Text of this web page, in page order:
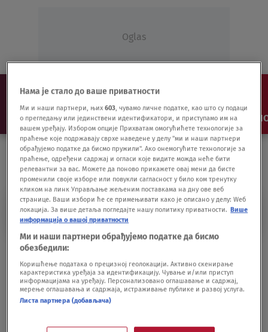
Oglas
NAJNOVIJE VESTI SHOW SPORT VIDEO
PCL-R TEST
DRUŠTVO24.07.20.
Нама је стало до ваше приватности
Ми и наши партнери, њих603, чувамо личне податке, као што су подаци
о прегледању или јединствени идентификатори, и приступамо им на
вашем уређају. Избором опције Прихватам омогућићете технологије за
праћење које подржавају сврхе наведене у делу "ми и наши партнери
обрађујемо податке да бисмо пружили". Ако онемогућите технологије за
праћење, одређени садржај и огласи које видите можда неће бити
релевантни за вас. Можете да поново прикажете овај мени да бисте
променили своје изборе или повукли сагласност у било ком тренутку
кликом на линк Управљање жељеним поставкама на дну ове веб
странице. Ваши избори ће се примењивати како је описано у делу: Wеб
локација. За више детаља погледајте нашу политику приватности. Више
информација о вашој приватности
Ми и наши партнери обрађујемо податке да бисмо
обезбедили:
Коришћење података о прецизној геолокацији. Активно скенирање
карактеристика уређаја за идентификацију. Чување и/или приступ
информацијама на уређају. Персонализовано оглашавање и садржај,
мерење оглашавања и садржаја, истраживање публике и развој услуга.
Листа партнера (добављача)